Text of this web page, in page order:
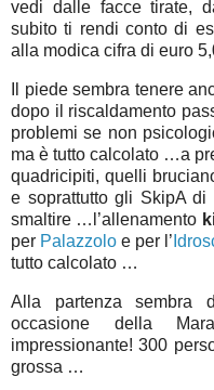
vedi dalle facce tirate,
subito ti rendi conto di
alla modica cifra di euro
Il piede sembra tenere
dopo il riscaldamento
problemi se non
ma è tutto calcolato …a
quadricipiti, quelli
e soprattutto gli SkipA
smaltire …l’allenamento
per Palazzolo e per l’
tutto calcolato …
Alla partenza sembra
occasione della
impressionante! 300
grossa …